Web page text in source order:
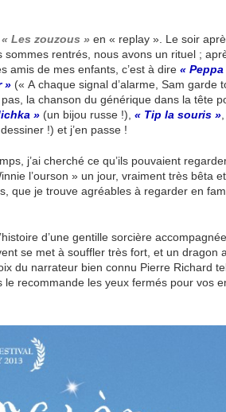
« Les zouzous » en « replay ». Le soir
rentrés, nous avons un rituel ;
amis de mes enfants, c’est à dire «
» (« A chaque signal d’alarme, Sam garde
la chanson du générique dans la tête
» (un bijou russe !), « Tip la souris »
!) et j’en passe !
j’ai cherché ce qu’ils pouvaient
l’ourson » un jour, vraiment très bêta
que je trouve agréables à regarder en
l’histoire d’une gentille sorcière
se met à souffler très fort, et un dragon
du narrateur bien connu Pierre Richard
recommande les yeux fermés pour vos